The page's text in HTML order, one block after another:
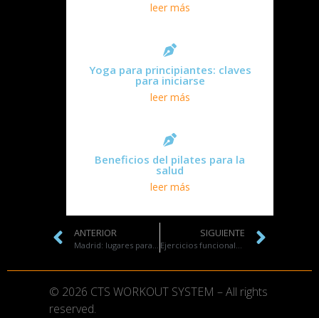
leer más
Yoga para principiantes: claves
para iniciarse
leer más
Beneficios del pilates para la
salud
leer más
ANTERIOR
Madrid: lugares para practicar deporte al aire libre
SIGUIENTE
Ejercicios funcionales: todo lo que debes saber
© 2026 CTS WORKOUT SYSTEM – All rights
reserved.